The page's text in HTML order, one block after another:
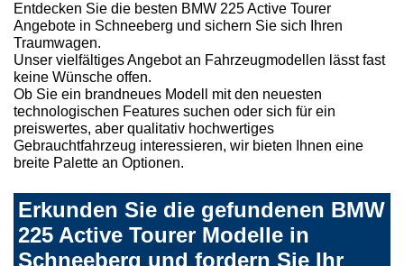
Entdecken Sie die besten BMW 225 Active Tourer
Angebote in Schneeberg und sichern Sie sich Ihren
Traumwagen.
Unser vielfältiges Angebot an Fahrzeugmodellen lässt fast
keine Wünsche offen.
Ob Sie ein brandneues Modell mit den neuesten
technologischen Features suchen oder sich für ein
preiswertes, aber qualitativ hochwertiges
Gebrauchtfahrzeug interessieren, wir bieten Ihnen eine
breite Palette an Optionen.
Erkunden Sie die gefundenen BMW
225 Active Tourer Modelle in
Schneeberg und fordern Sie Ihr